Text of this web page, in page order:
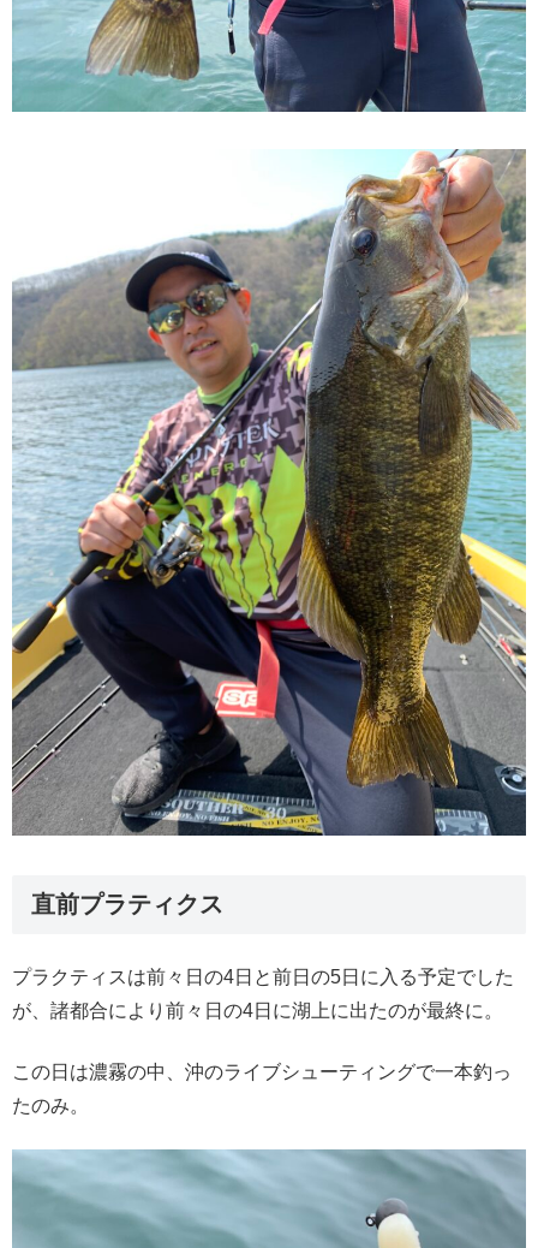
直前プラティクス
プラクティスは前々日の4日と前日の5日に入る予定でした
が、諸都合により前々日の4日に湖上に出たのが最終に。
この日は濃霧の中、沖のライブシューティングで一本釣っ
たのみ。